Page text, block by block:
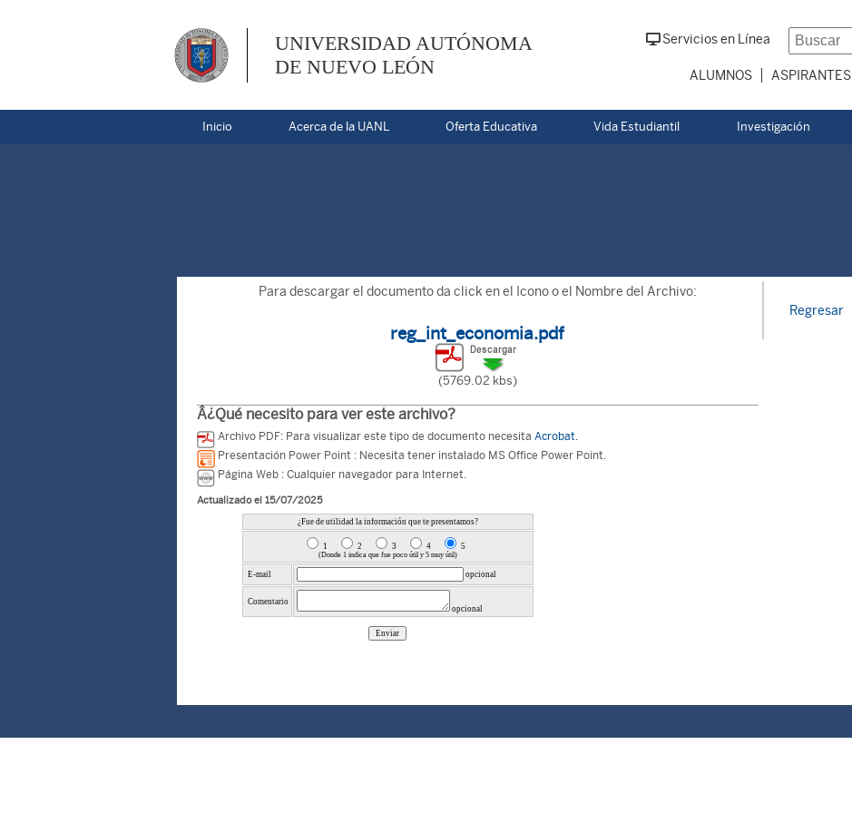
UNIVERSIDAD AUTÓNOMA
DE NUEVO LEÓN
Servicios en Línea
ALUMNOS ASPIRANTES
Inicio Acerca de la UANL Oferta Educativa Vida Estudiantil Investigación
Para descargar el documento da click en el Icono o el Nombre del Archivo:
reg_int_economia.pdf
(5769.02 kbs)
Â¿Qué necesito para ver este archivo?
Archivo PDF: Para visualizar este tipo de documento necesita Acrobat.
Presentación Power Point : Necesita tener instalado MS Office Power Point.
Página Web : Cualquier navegador para Internet.
Actualizado el 15/07/2025
Regresar